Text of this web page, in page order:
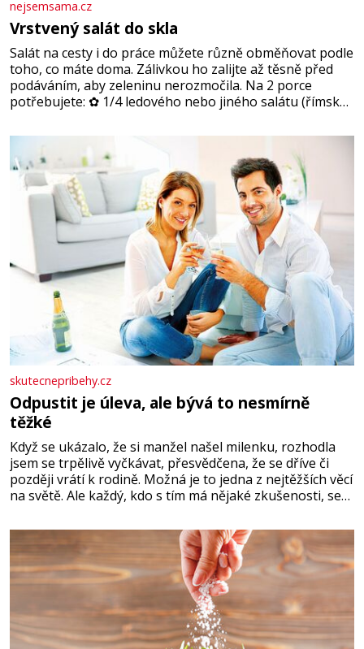
nejsemsama.cz
Vrstvený salát do skla
Salát na cesty i do práce můžete různě obměňovat podle
toho, co máte doma. Zálivkou ho zalijte až těsně před
podáváním, aby zeleninu nerozmočila. Na 2 porce
potřebujete: ✿ 1/4 ledového nebo jiného salátu (římský
okurky ✿ 2 rajčata Zálivka: ✿ 4 lžíce olivového oleje ✿ 1
lžíci citronové šťávy ✿ ½ stroužku
skutecnepribehy.cz
Odpustit je úleva, ale bývá to nesmírně
těžké
Když se ukázalo, že si manžel našel milenku, rozhodla
jsem se trpělivě vyčkávat, přesvědčena, že se dříve či
později vrátí k rodině. Možná je to jedna z nejtěžších věcí
na světě. Ale každý, kdo s tím má nějaké zkušenosti, se
Když se ke mně doneslo, že si manžel pořídil milenku,